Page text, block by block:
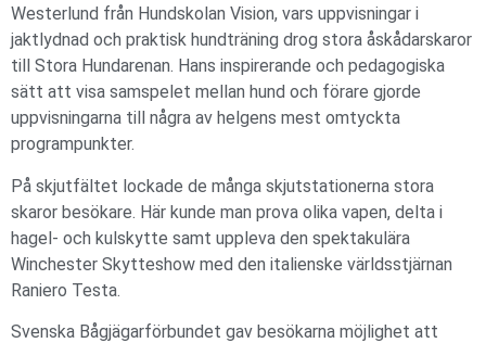
Westerlund från Hundskolan Vision, vars uppvisningar i
jaktlydnad och praktisk hundträning drog stora åskådarskaror
till Stora Hundarenan. Hans inspirerande och pedagogiska
sätt att visa samspelet mellan hund och förare gjorde
uppvisningarna till några av helgens mest omtyckta
programpunkter.
På skjutfältet lockade de många skjutstationerna stora
skaror besökare. Här kunde man prova olika vapen, delta i
hagel- och kulskytte samt uppleva den spektakulära
Winchester Skytteshow med den italienske världsstjärnan
Raniero Testa.
Svenska Bågjägarförbundet gav besökarna möjlighet att